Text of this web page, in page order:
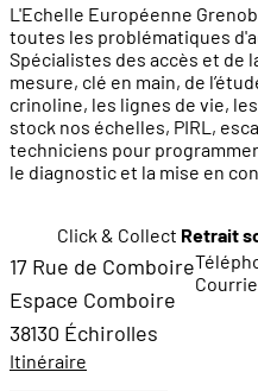
L'Echelle Européenne
toutes les problématiques
Spécialistes des accès et de
mesure, clé en main, de
crinoline, les lignes de vie,
stock nos échelles, PIRL,
techniciens pour
le diagnostic et la mise en
Click & Collect Retrait
17 Rue de Comboire
Espace Comboire
38130 Échirolles
Itinéraire